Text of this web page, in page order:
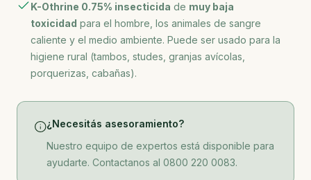
K-Othrine 0.75% insecticida de muy baja
toxicidad para el hombre, los animales de sangre
caliente y el medio ambiente. Puede ser usado para la
higiene rural (tambos, studes, granjas avícolas,
porquerizas, cabañas).
¿Necesitás asesoramiento?
Nuestro equipo de expertos está disponible para
ayudarte. Contactanos al 0800 220 0083.